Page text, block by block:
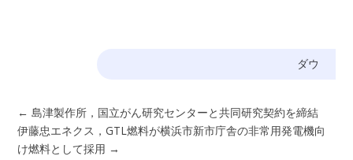
ダウ
←島津製作所，国立がん研究センターと共同研究契約を締結
伊藤忠エネクス，GTL燃料が横浜市新市庁舎の非常用発電機向
け燃料として採用 →